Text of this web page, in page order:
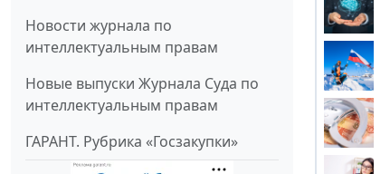
Новости журнала по
интеллектуальным правам
Новые выпуски Журнала Суда по
интеллектуальным правам
ГАРАНТ. Рубрика «Госзакупки»